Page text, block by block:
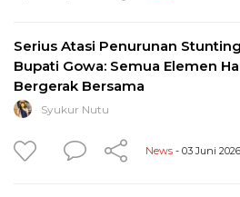
Serius Atasi Penurunan
Bupati Gowa: Semua Elemen
Bergerak Bersama
Syukur Nutu
News - 03 Juni 2026